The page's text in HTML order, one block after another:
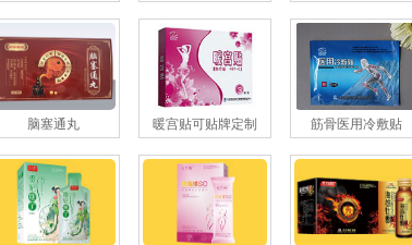
脑塞通丸 暖宫贴可贴牌定制 筋骨医用冷敷贴